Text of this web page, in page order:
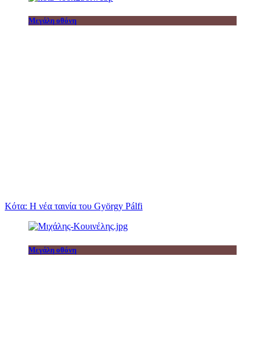
Μεγάλη οθόνη
Κότα: Η νέα ταινία του György Pálfi
Μεγάλη οθόνη